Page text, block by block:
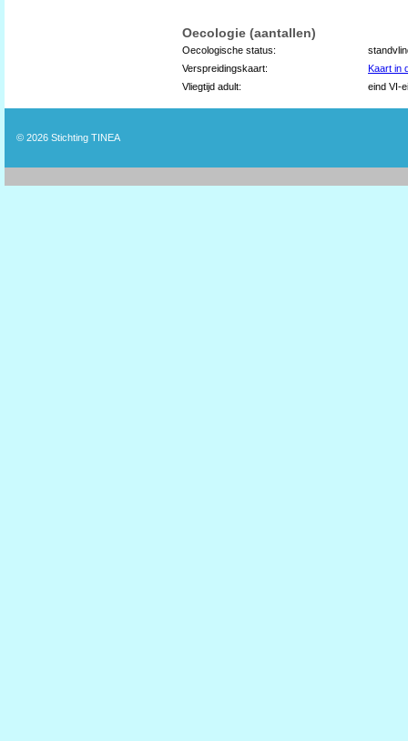
Oecologie (aantallen)
Oecologische status:
Verspreidingskaart:
Kaart in
Vliegtijd adult:
eind VI-
© 2026 Stichting TINEA